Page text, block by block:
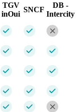
TGV
inOui
SNCF
DB -
Intercity